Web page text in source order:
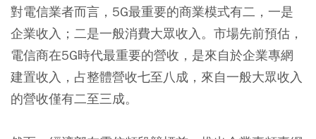
對電信業者而言，5G最重要的商業模式有二，一是
企業收入；二是一般消費大眾收入。市場先前預估，
電信商在5G時代最重要的營收，是來自於企業專網
建置收入，占整體營收七至八成，來自一般大眾收入
的營收僅有二至三成。